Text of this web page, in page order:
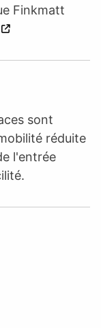
Finkmatt
sont
réduite
l'entrée